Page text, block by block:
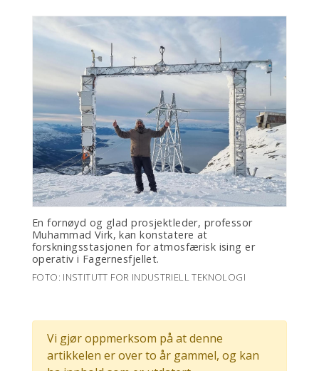
En fornøyd og glad prosjektleder, professor
Muhammad Virk, kan konstatere at
forskningsstasjonen for atmosfærisk ising er
operativ i Fagernesfjellet.
FOTO: INSTITUTT FOR INDUSTRIELL TEKNOLOGI
Vi gjør oppmerksom på at denne
artikkelen er over to år gammel, og kan